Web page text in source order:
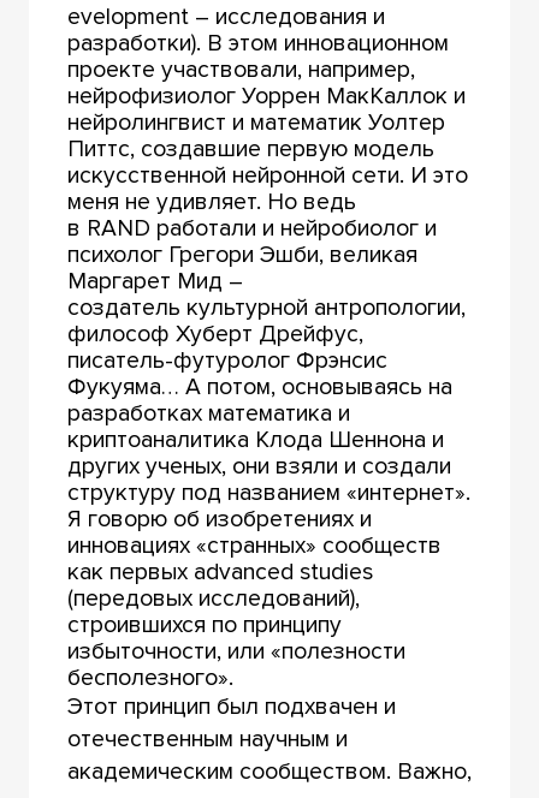
evelopment – исследования и
разработки). В этом инновационном
проекте участвовали, например,
нейрофизиолог Уоррен МакКаллок и
нейролингвист и математик Уолтер
Питтс, создавшие первую модель
искусственной нейронной сети. И это
меня не удивляет. Но ведь
в RAND работали и нейробиолог и
психолог Грегори Эшби, великая
Маргарет Мид –
создатель культурной антропологии,
философ Хуберт Дрейфус,
писатель-футуролог Фрэнсис
Фукуяма… А потом, основываясь на
разработках математика и
криптоаналитика Клода Шеннона и
других ученых, они взяли и создали
структуру под названием «интернет».
Я говорю об изобретениях и
инновациях «странных» сообществ
как первых advanced studies
(передовых исследований),
строившихся по принципу
избыточности, или «полезности
бесполезного».
Этот принцип был подхвачен и
отечественным научным и
академическим сообществом. Важно,